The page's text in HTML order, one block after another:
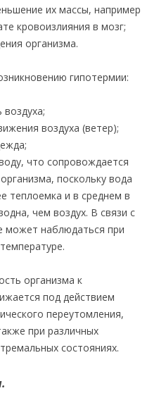
их массы, например
кровоизлияния в мозг;
организма.
гипотермии:
воздуха (ветер);
что сопровождается
поскольку вода
теплоемка и в среднем в
чем воздух. В связи с
может наблюдаться при
организма к
под действием
переутомления,
при различных
состояниях.